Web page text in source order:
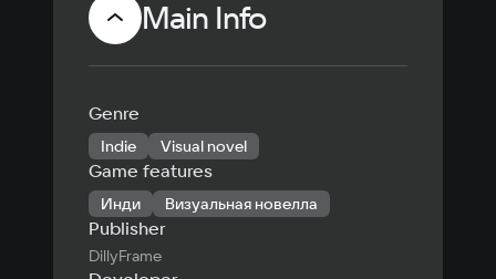
Main Info
Genre
Indie Visual novel
Game features
Инди Визуальная новелла
Publisher
DillyFrame